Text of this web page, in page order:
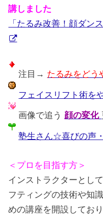
講しました
「たるみ改善！顔ダン
注目→ たるみをどう
フェイスリフト術を
画像で追う 顔の変化
塾生さん☆喜びの声
＜プロを目指す方＞
インストラクターとし
フティングの技術や知
めの講座を開設しており